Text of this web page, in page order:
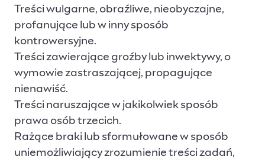
Treści wulgarne, obraźliwe, nieobyczajne,
profanujące lub w inny sposób
kontrowersyjne.
Treści zawierające groźby lub inwektywy, o
wymowie zastraszającej, propagujące
nienawiść.
Treści naruszające w jakikolwiek sposób
prawa osób trzecich.
Rażące braki lub sformułowane w sposób
uniemożliwiający zrozumienie treści zadań,